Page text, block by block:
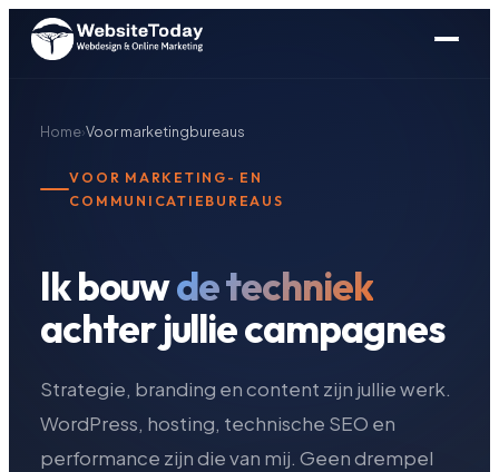
Home›Voor marketingbureaus
VOOR MARKETING- EN
COMMUNICATIEBUREAUS
Ik bouwde techniek
achter jullie campagnes
Strategie, branding en content zijn jullie werk.
WordPress, hosting, technische SEO en
performance zijn die van mij. Geen drempel